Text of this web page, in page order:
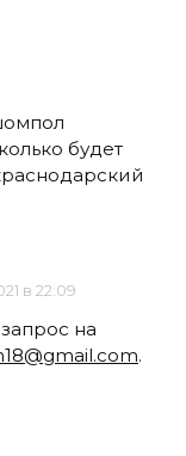
будет
в 22:09
на
.